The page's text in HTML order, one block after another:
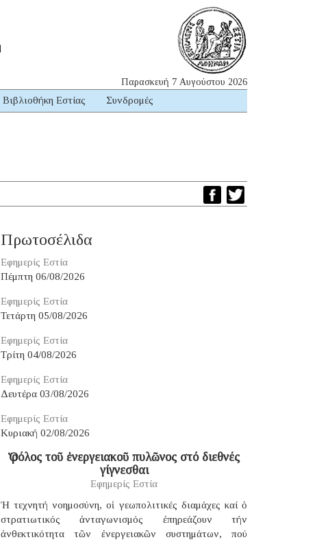
Παρασκευή 7 Αυγούστου 2026
Βιβλιοθήκη Εστίας Συνδρομές
Πρωτοσέλιδα
Εφημερίς Εστία
Πέμπτη 06/08/2026
Εφημερίς Εστία
Τετάρτη 05/08/2026
Εφημερίς Εστία
Τρίτη 04/08/2026
Εφημερίς Εστία
Δευτέρα 03/08/2026
Εφημερίς Εστία
Κυριακή 02/08/2026
Ὁ ρόλος τοῦ ἐνεργειακοῦ πυλῶνος στό διεθνές
γίγνεσθαι
Εφημερίς Εστία
Ἡ τεχνητή νοημοσύνη, οἱ γεωπολιτικές διαμάχες καί ὁ
στρατιωτικός ἀνταγωνισμός ἐπηρεάζουν τήν
ἀνθεκτικότητα τῶν ἐνεργειακῶν συστημάτων, πού